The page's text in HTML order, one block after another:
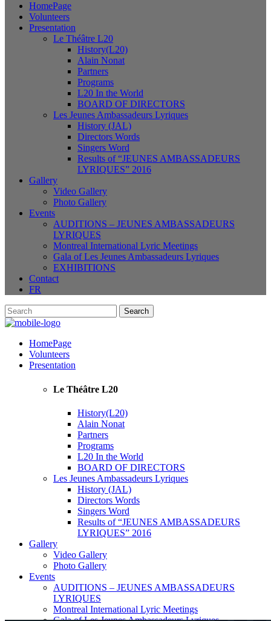
HomePage
Volunteers
Presentation
Le Théâtre L20
History(L20)
Alain Nonat
Partners
Programs
L20 In the World
BOARD OF DIRECTORS
Les Jeunes Ambassadeurs Lyriques
History (JAL)
Directors Words
Singers Word
Results of “JEUNES AMBASSADEURS
LYRIQUES” 2016
Gallery
Video Gallery
Photo Gallery
Events
AUDITIONS – JEUNES AMBASSADEURS
LYRIQUES
Montreal International Lyric Meetings
Gala of Les Jeunes Ambassadeurs Lyriques
EXHIBITIONS
Contact
FR
HomePage
Volunteers
Presentation
Le Théâtre L20
History(L20)
Alain Nonat
Partners
Programs
L20 In the World
BOARD OF DIRECTORS
Les Jeunes Ambassadeurs Lyriques
History (JAL)
Directors Words
Singers Word
Results of “JEUNES AMBASSADEURS
LYRIQUES” 2016
Gallery
Video Gallery
Photo Gallery
Events
AUDITIONS – JEUNES AMBASSADEURS
LYRIQUES
Montreal International Lyric Meetings